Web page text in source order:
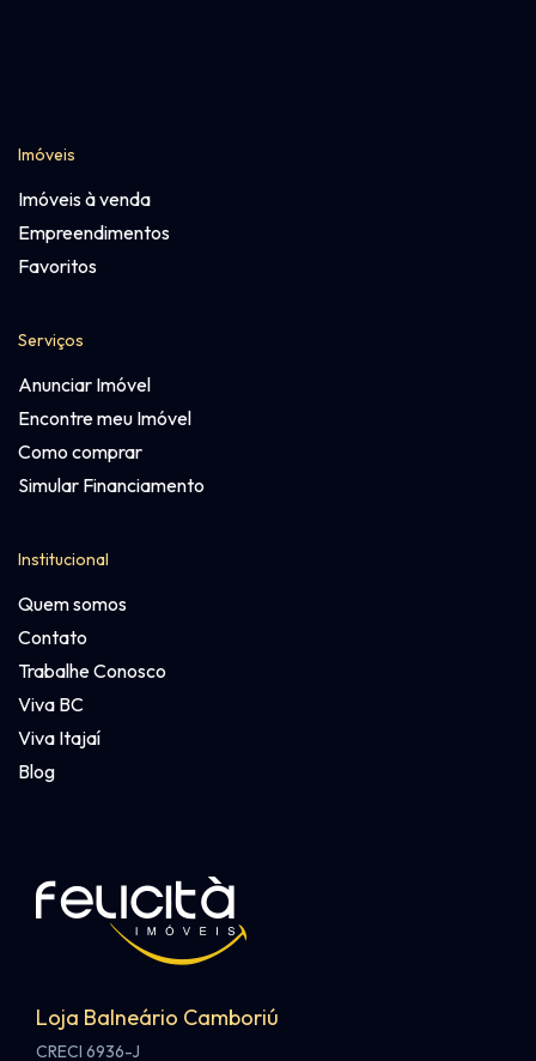
Imóveis
Imóveis à venda
Empreendimentos
Favoritos
Serviços
Anunciar Imóvel
Encontre meu Imóvel
Como comprar
Simular Financiamento
Institucional
Quem somos
Contato
Trabalhe Conosco
Viva BC
Viva Itajaí
Blog
Loja Balneário Camboriú
CRECI 6936-J